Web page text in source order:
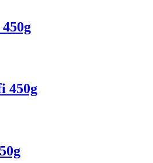
450g